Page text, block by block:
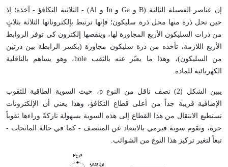
إن عناصر الفصيلة الثالثة (BوGa وIn و Al) - الثلاثية التكافؤ - آخذة؛ إذ
حين تحل ذرة منها محل ذرة سليكون؛ فإنها ترتبط بإلكتروناتها الثلاثة بثلاثٍ
من ذرات السليكون الأربع المجاورة لها، وينقصها إلكترون كي توفر الروابط
الأربع اللازمة، تأخذه من ذرة سليكون مجاورة (بكسر الرابطة بين ذرتين
من السليكون)، وهذا ما يعبّر عنه بالثقب hole، وهو يساهم بالناقلية
الكهربائية للمادة.
يبين الشكل (2) نصف ناقل من النوع p، حيث السوية الطاقية للثقوب
الإضافية قريبة جداً من أعلى قطاع التكافؤ، وهذا يعني أن الإلكترونات
تستطيع الانتقال من هذا القطاع إلى هذه السوية بسهولة تاركةً وراءها ثقوباً
حرة، وتقوم سوية فيرمي بالابتعاد عن المنتصف - كما في حالة المانحات -
تبعاً لتغير تركيز هذا النوع من الشوائب.